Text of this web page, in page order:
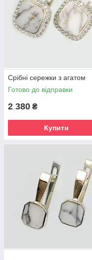
Срібні сережки з агатом
Готово до відправки
2 380 ₴
Купити